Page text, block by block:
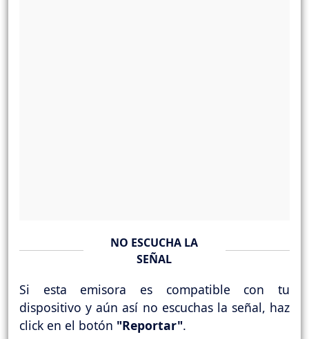
NO ESCUCHA LA
SEÑAL
Si esta emisora es compatible con tu
dispositivo y aún así no escuchas la señal, haz
click en el botón "Reportar".